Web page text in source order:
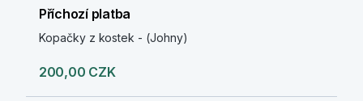
Příchozí platba
Kopačky z kostek - (Johny)
200,00 CZK